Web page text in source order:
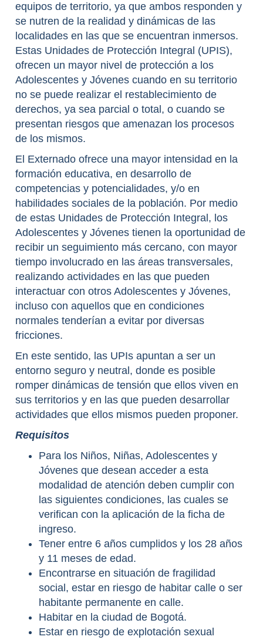
equipos de territorio, ya que ambos responden y
se nutren de la realidad y dinámicas de las
localidades en las que se encuentran inmersos.
Estas Unidades de Protección Integral (UPIS),
ofrecen un mayor nivel de protección a los
Adolescentes y Jóvenes cuando en su territorio
no se puede realizar el restablecimiento de
derechos, ya sea parcial o total, o cuando se
presentan riesgos que amenazan los procesos
de los mismos.
El Externado ofrece una mayor intensidad en la
formación educativa, en desarrollo de
competencias y potencialidades, y/o en
habilidades sociales de la población. Por medio
de estas Unidades de Protección Integral, los
Adolescentes y Jóvenes tienen la oportunidad de
recibir un seguimiento más cercano, con mayor
tiempo involucrado en las áreas transversales,
realizando actividades en las que pueden
interactuar con otros Adolescentes y Jóvenes,
incluso con aquellos que en condiciones
normales tenderían a evitar por diversas
fricciones.
En este sentido, las UPIs apuntan a ser un
entorno seguro y neutral, donde es posible
romper dinámicas de tensión que ellos viven en
sus territorios y en las que pueden desarrollar
actividades que ellos mismos pueden proponer.
Requisitos
Para los Niños, Niñas, Adolescentes y
Jóvenes que desean acceder a esta
modalidad de atención deben cumplir con
las siguientes condiciones, las cuales se
verifican con la aplicación de la ficha de
ingreso.
Tener entre 6 años cumplidos y los 28 años
y 11 meses de edad.
Encontrarse en situación de fragilidad
social, estar en riesgo de habitar calle o ser
habitante permanente en calle.
Habitar en la ciudad de Bogotá.
Estar en riesgo de explotación sexual